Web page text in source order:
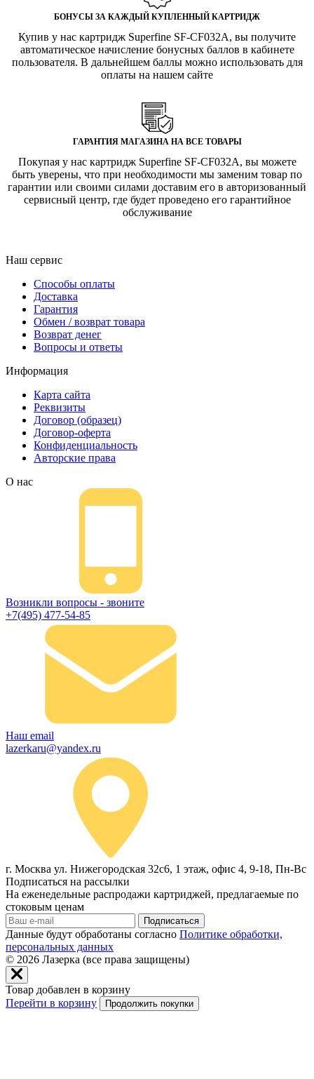
БОНУСЫ ЗА КАЖДЫЙ КУПЛЕННЫЙ КАРТРИДЖ
Купив у нас картридж Superfine SF-CF032A, вы получите
автоматическое начисление бонусных баллов в кабинете
пользователя. В дальнейшем баллы можно использовать для
оплаты на нашем сайте
ГАРАНТИЯ МАГАЗИНА НА ВСЕ ТОВАРЫ
Покупая у нас картридж Superfine SF-CF032A, вы можете
быть уверены, что при необходимости мы заменим товар по
гарантии или своими силами доставим его в авторизованный
сервисный центр, где будет проведено его гарантийное
обслуживание
Наш сервис
Способы оплаты
Доставка
Гарантия
Обмен / возврат товара
Возврат денег
Вопросы и ответы
Информация
Карта сайта
Реквизиты
Договор (образец)
Договор-оферта
Конфиденциальность
Авторские права
О нас
Возникли вопросы - звоните
+7(495) 477-54-85
Наш email
lazerkaru@yandex.ru
г. Москва ул. Нижегородская 32с6, 1 этаж, офис 4, 9-18, Пн-Вс
Подписаться на рассылки
На еженедельные распродажи картриджей, предлагаемые по
стоковым ценам
Подписаться
Данные будут обработаны согласно Политике обработки,
персональных данных
© 2026 Лазерка (все права защищены)
Товар добавлен в корзину
Перейти в корзину
Продолжить покупки